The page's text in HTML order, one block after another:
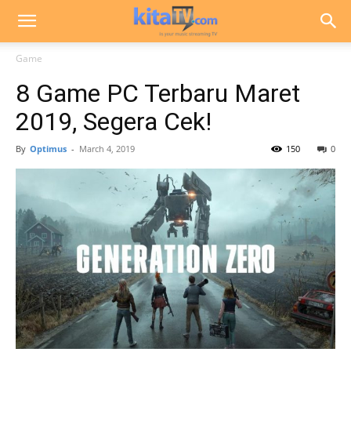
Game
8 Game PC Terbaru Maret
2019, Segera Cek!
By Optimus - March 4, 2019 0
150